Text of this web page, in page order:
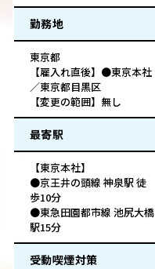
勤務地
東京都
【雇入れ直後】●東京本社
／東京都目黒区
【変更の範囲】無し
最寄駅
【東京本社】
●京王井の頭線 神泉駅 徒
歩10分
●東急田園都市線 池尻大橋
駅15分
受動喫煙対策